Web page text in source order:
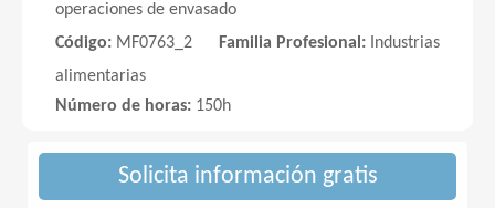
operaciones de envasado
Código: MF0763_2 Familia Profesional: Industrias
alimentarias
Número de horas: 150h
Solicita información gratis